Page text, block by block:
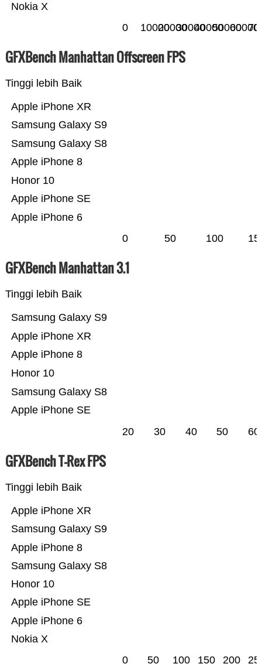
Nokia X
0 100002000030000400005000060000
GFXBench Manhattan Offscreen FPS
Tinggi lebih Baik
Apple iPhone 6
Apple iPhone SE
Honor 10
Apple iPhone 8
Samsung Galaxy S8
Samsung Galaxy S9
Apple iPhone XR
0 50 100
GFXBench Manhattan 3.1
Tinggi lebih Baik
Apple iPhone SE
Samsung Galaxy S8
Honor 10
Apple iPhone 8
Apple iPhone XR
Samsung Galaxy S9
20 30 40 50 60
GFXBench T-Rex FPS
Tinggi lebih Baik
Nokia X
Apple iPhone 6
Apple iPhone SE
Honor 10
Samsung Galaxy S8
Apple iPhone 8
Samsung Galaxy S9
Apple iPhone XR
0 50 100 150 200